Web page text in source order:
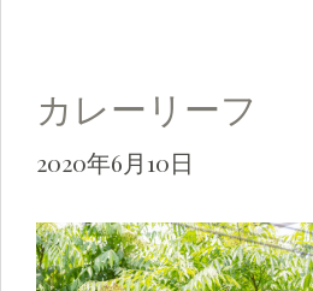
カレーリーフ
2020年6月10日